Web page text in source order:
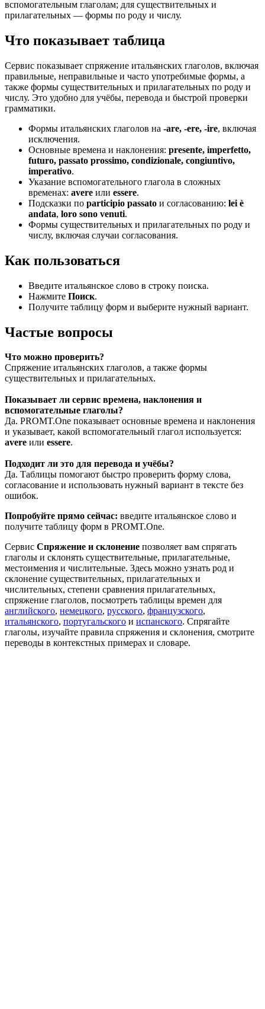
вспомогательным глаголам; для существительных и
прилагательных — формы по роду и числу.
Что показывает таблица
Сервис показывает спряжение итальянских глаголов, включая
правильные, неправильные и часто употребимые формы, а
также формы существительных и прилагательных по роду и
числу. Это удобно для учёбы, перевода и быстрой проверки
грамматики.
Формы итальянских глаголов на -are, -ere, -ire, включая
исключения.
Основные времена и наклонения: presente, imperfetto,
futuro, passato prossimo, condizionale, congiuntivo,
imperativo.
Указание вспомогательного глагола в сложных
временах: avere или essere.
Подсказки по participio passato и согласованию: lei è
andata, loro sono venuti.
Формы существительных и прилагательных по роду и
числу, включая случаи согласования.
Как пользоваться
Введите итальянское слово в строку поиска.
Нажмите Поиск.
Получите таблицу форм и выберите нужный вариант.
Частые вопросы
Что можно проверить?
Спряжение итальянских глаголов, а также формы
существительных и прилагательных.
Показывает ли сервис времена, наклонения и
вспомогательные глаголы?
Да. PROMT.One показывает основные времена и наклонения
и указывает, какой вспомогательный глагол используется:
avere или essere.
Подходит ли это для перевода и учёбы?
Да. Таблицы помогают быстро проверить форму слова,
согласование и использовать нужный вариант в тексте без
ошибок.
Попробуйте прямо сейчас: введите итальянское слово и
получите таблицу форм в PROMT.One.
Сервис Спряжение и склонение позволяет вам спрягать
глаголы и склонять существительные, прилагательные,
местоимения и числительные. Здесь можно узнать род и
склонение существительных, прилагательных и
числительных, степени сравнения прилагательных,
спряжение глаголов, посмотреть таблицы времен для
английского, немецкого, русского, французского,
итальянского, португальского и испанского. Спрягайте
глаголы, изучайте правила спряжения и склонения, смотрите
переводы в контекстных примерах и словаре.